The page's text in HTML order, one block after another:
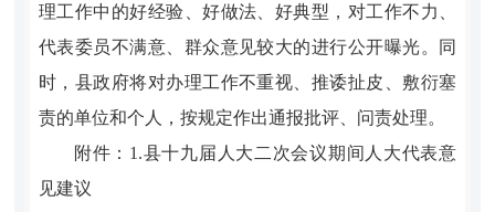
理工作中的好经验、好做法、好典型，对工作不力、
代表委员不满意、群众意见较大的进行公开曝光。同
时，县政府将对办理工作不重视、推诿扯皮、敷衍塞
责的单位和个人，按规定作出通报批评、问责处理。
附件 ： 1.县十九届人大 二 次会议期间 人大代表意
见建议